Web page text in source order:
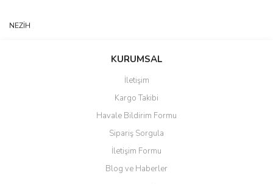
NEZİH
KURUMSAL
İletişim
Kargo Takibi
Havale Bildirim Formu
Sipariş Sorgula
İletişim Formu
Blog ve Haberler